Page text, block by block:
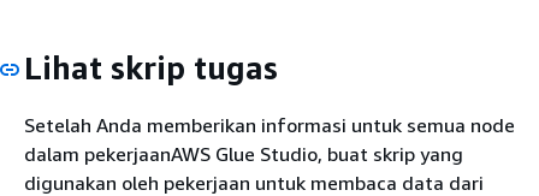
Lihat skrip tugas
Setelah Anda memberikan informasi untuk semua node
dalam pekerjaanAWS Glue Studio, buat skrip yang
digunakan oleh pekerjaan untuk membaca data dari